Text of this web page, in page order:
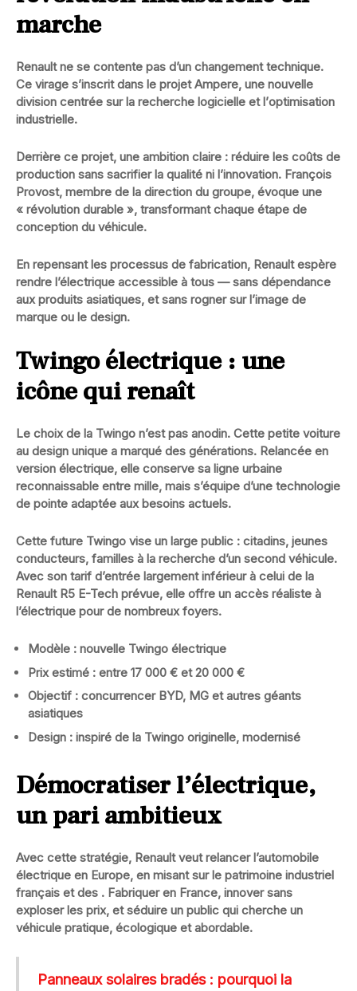
marche
Renault ne se contente pas d’un changement technique.
Ce virage s’inscrit dans le projetAmpere, une nouvelle
division centrée sur la recherche logicielle et l’optimisation
industrielle.
Derrière ce projet, une ambition claire : réduire les coûts de
production sans sacrifier la qualité ni l’innovation. François
Provost, membre de la direction du groupe, évoque une
« révolution durable », transformant chaque étape de
conception du véhicule.
En repensant les processus de fabrication, Renault espère
rendre l’électrique accessible à tous — sans dépendance
aux produits asiatiques, et sans rogner sur l’image de
marque ou le design.
Twingo électrique : une
icône qui renaît
Le choix de la Twingo n’est pas anodin. Cette petite voiture
au design unique a marqué des générations. Relancée en
version électrique, elle conserve sa ligne urbaine
reconnaissable entre mille, mais s’équipe d’une technologie
de pointe adaptée aux besoins actuels.
Cette future Twingo vise un large public : citadins, jeunes
conducteurs, familles à la recherche d’un second véhicule.
Avec son tarif d’entrée largement inférieur à celui de la
Renault R5 E-Tech prévue, elle offre un accès réaliste à
l’électrique pour de nombreux foyers.
Modèle : nouvelle Twingo électrique
Prix estimé : entre 17 000 € et 20 000 €
Objectif : concurrencer BYD, MG et autres géants
asiatiques
Design : inspiré de la Twingo originelle, modernisé
Démocratiser l’électrique,
un pari ambitieux
Avec cette stratégie, Renault veut relancer l’automobile
électrique en Europe, en misant sur le patrimoine industriel
français et des . Fabriquer en France, innover sans
exploser les prix, et séduire un public qui cherche un
véhicule pratique, écologique et abordable.
Panneaux solaires bradés : pourquoi la